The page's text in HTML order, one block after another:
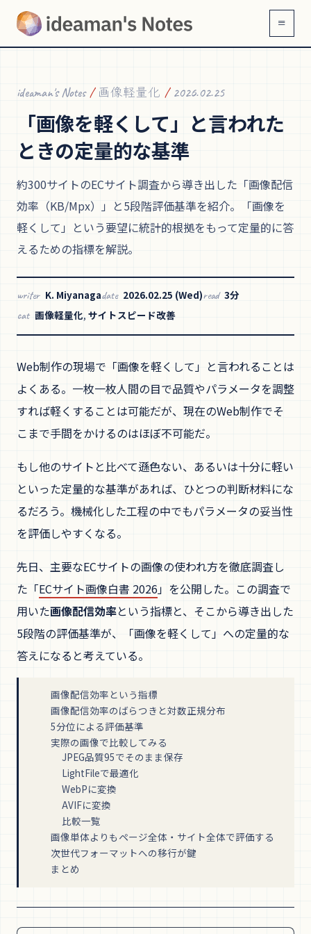
≡
ideaman's Notes / 画像軽量化 / 2026.02.25
「画像を軽くして」と言われた
ときの定量的な基準
約300サイトのECサイト調査から導き出した「画像配信
効率（KB/Mpx）」と5段階評価基準を紹介。「画像を
軽くして」という要望に統計的根拠をもって定量的に答
えるための指標を解説。
writer K. Miyanagadate 2026.02.25 (Wed)read 3分
cat 画像軽量化, サイトスピード改善
Web制作の現場で「画像を軽くして」と言われることは
よくある。一枚一枚人間の目で品質やパラメータを調整
すれば軽くすることは可能だが、現在のWeb制作でそ
こまで手間をかけるのはほぼ不可能だ。
もし他のサイトと比べて遜色ない、あるいは十分に軽い
といった定量的な基準があれば、ひとつの判断材料にな
るだろう。機械化した工程の中でもパラメータの妥当性
を評価しやすくなる。
先日、主要なECサイトの画像の使われ方を徹底調査し
た「ECサイト画像白書 2026」を公開した。この調査で
用いた画像配信効率という指標と、そこから導き出した
5段階の評価基準が、「画像を軽くして」への定量的な
答えになると考えている。
画像配信効率という指標
画像配信効率のばらつきと対数正規分布
5分位による評価基準
実際の画像で比較してみる
JPEG品質95でそのまま保存
LightFileで最適化
WebPに変換
AVIFに変換
比較一覧
画像単体よりもページ全体・サイト全体で評価する
次世代フォーマットへの移行が鍵
まとめ